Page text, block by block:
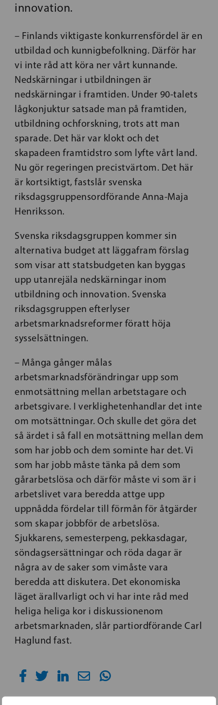
innovation.
– Finlands viktigaste konkurrensfördel är en
utbildad och kunnigbefolkning. Därför har
vi inte råd att köra ner vårt kunnande.
Nedskärningar i utbildningen är
nedskärningar i framtiden. Under 90-talets
lågkonjuktur satsade man på framtiden,
utbildning ochforskning, trots att man
sparade. Det här var klokt och det
skapadeen framtidstro som lyfte vårt land.
Nu gör regeringen precistvärtom. Det här
är kortsiktigt, fastslår svenska
riksdagsgruppensordförande Anna-Maja
Henriksson.
Svenska riksdagsgruppen kommer sin
alternativa budget att läggafram förslag
som visar att statsbudgeten kan byggas
upp utanrejäla nedskärningar inom
utbildning och innovation. Svenska
riksdagsgruppen efterlyser
arbetsmarknadsreformer föratt höja
sysselsättningen.
– Många gånger målas
arbetsmarknadsförändringar upp som
enmotsättning mellan arbetstagare och
arbetsgivare. I verklighetenhandlar det inte
om motsättningar. Och skulle det göra det
så ärdet i så fall en motsättning mellan dem
som har jobb och dem sominte har det. Vi
som har jobb måste tänka på dem som
gårarbetslösa och därför måste vi som är i
arbetslivet vara beredda attge upp
uppnådda fördelar till förmån för åtgärder
som skapar jobbför de arbetslösa.
Sjukkarens, semesterpeng, pekkasdagar,
söndagsersättningar och röda dagar är
några av de saker som vimåste vara
beredda att diskutera. Det ekonomiska
läget ärallvarligt och vi har inte råd med
heliga heliga kor i diskussionenom
arbetsmarknaden, slår partiordförande Carl
Haglund fast.